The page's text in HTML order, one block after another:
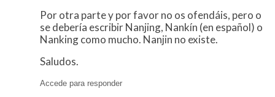
Por otra parte y por favor no os ofendáis, pero o
se debería escribir Nanjing, Nankín (en español) o
Nanking como mucho. Nanjin no existe.
Saludos.
Accede para responder